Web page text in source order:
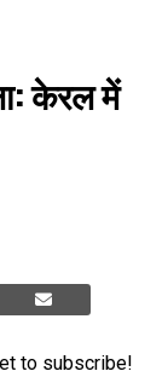
केरल में
to subscribe!